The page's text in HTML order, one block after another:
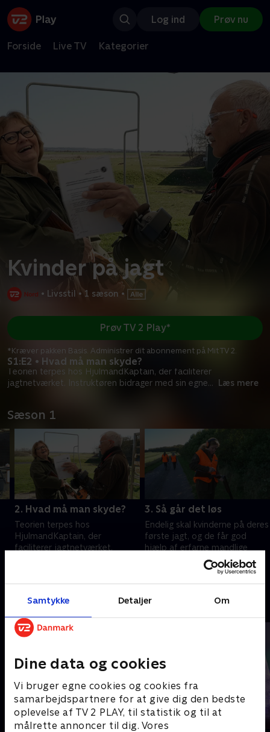
Samtykke Detaljer Om
Dine data og cookies
Vi bruger egne cookies og cookies fra
samarbejdspartnere for at give dig den bedste
oplevelse af TV 2 PLAY, til statistik og til at
målrette annoncer til dig. Vores
Log ind Prøv nu
Forside Live TV Kategorier
Kvinder på jagt
• Livsstil • 1 sæson •
S1:E2 • Hvad må man skyde?
Teorien terpes hos HjulmandKaptain, der faciliterer
jagtnetværket. Instruktøren bidrager med sin egne... Læs mere
Prøv TV 2 Play*
*Kræver pakken Basis. Administrer dit abonnement på Mit TV 2.
Sæson 1
2. Hvad må man skyde?
Teorien terpes hos
HjulmandKaptain, der
faciliterer jagtnetværket.
svært ved at få ørenlyd.
3. Så går det løs
Endelig skal kvinderne på deres
første jagt, og de får god
hjælp af erfarne mandlige
jægere. Men ikke alle kvinder
har et gevær med.
6. december 2025 • 26 min
Andre så også